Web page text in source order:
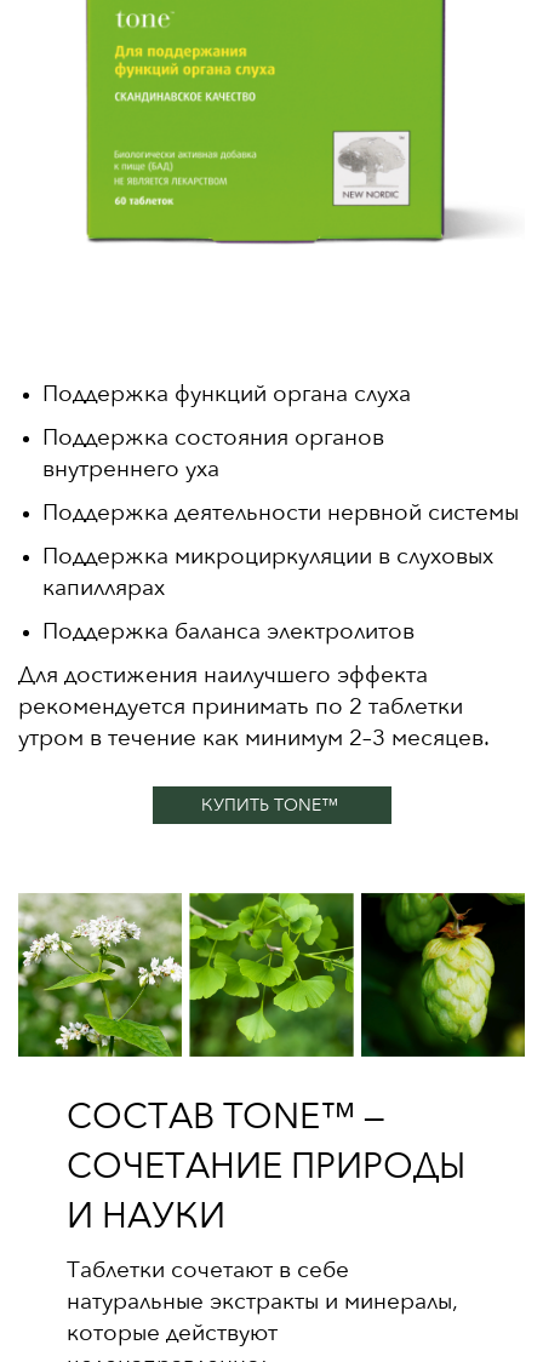
Поддержка функций органа слуха
Поддержка состояния органов
внутреннего уха
Поддержка деятельности нервной системы
Поддержка микроциркуляции в слуховых
капиллярах
Поддержка баланса электролитов
Для достижения наилучшего эффекта
рекомендуется принимать по 2 таблетки
утром в течение как минимум 2–3 месяцев.
КУПИТЬ TONE™
СОСТАВ TONE™ —
СОЧЕТАНИЕ ПРИРОДЫ
И НАУКИ
Таблетки сочетают в себе
натуральные экстракты и минералы,
которые действуют